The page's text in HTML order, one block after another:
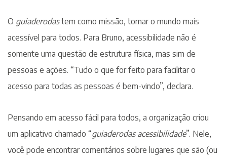
O guiaderodastem como missão, tornar o mundo mais
acessível para todos. Para Bruno, acessibilidade não é
somente uma questão de estrutura física, mas sim de
pessoas e ações. “Tudo o que for feito para facilitar o
acesso para todas as pessoas é bem-vindo”, declara.
Pensando em acesso fácil para todos, a organização criou
um aplicativo chamado “guiaderodas acessibilidade”. Nele,
você pode encontrar comentários sobre lugares que são (ou